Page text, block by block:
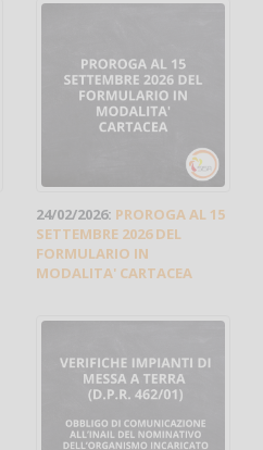
24/02/2026: PROROGA AL 15
SETTEMBRE 2026 DEL
FORMULARIO IN
MODALITA' CARTACEA